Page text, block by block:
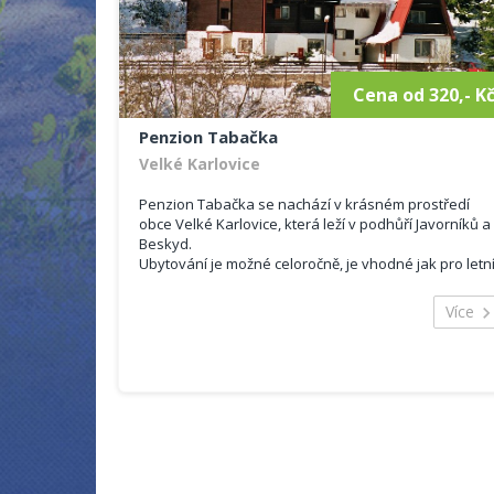
i sklem. V pokoji nechybí stůl se židlemi,
na osobní věci. Lůžka tvoří praktické
postele s úložným prostorem. Ve
pokojích jsou barevné televizory.
Přízemní pokoj je trochu odlišný. Dominují mu
krbová kamna s pecí, která může posloužit
jako 5-té lůžko v pokoji. Zbylá lůžka tvoří
praktická rozkládací postel a rozkládací sedací
osobní věci. Pokoj má vybavenou rohovou
kuchyňskou linku s dřezem, el.vařičem,
ledničkou, varnou konvicí i mikrovlnkou.
Samozřejmostí je samostatná velká koupelna
Všechny tři pokoje mají k dispozici samostatné
Cena od 320,- Kč
Penzion Tabačka
Velké Karlovice
Penzion Tabačka se nachází v krásném prostředí
obce Velké Karlovice, která leží v podhůří Javorníků a
Beskyd.
Ubytování je možné celoročně, je vhodné jak pro letní
školy v přírodě, ozdravné pobyty, lyžařské výcviky,
Více